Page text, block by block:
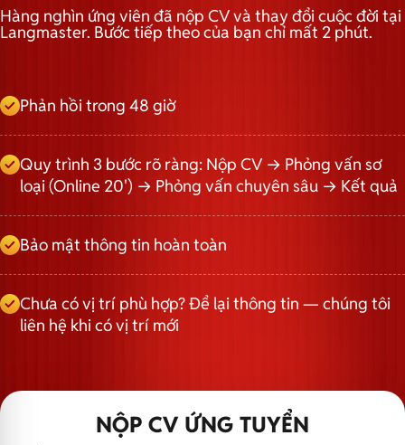
Hàng nghìn ứng viên đã nộp CV và thay đổi cuộc đời tại
Langmaster. Bước tiếp theo của bạn chỉ mất 2 phút.
Phản hồi trong 48 giờ
Quy trình 3 bước rõ ràng: Nộp CV → Phỏng vấn sơ
loại (Online 20') → Phỏng vấn chuyên sâu → Kết quả
Bảo mật thông tin hoàn toàn
Chưa có vị trí phù hợp? Để lại thông tin — chúng tôi
liên hệ khi có vị trí mới
NỘP CV ỨNG TUYỂN